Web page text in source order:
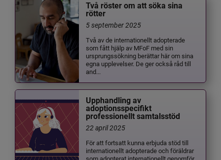
Två röster om att söka sina
rötter
5 september 2025
Två av de internationellt adopterade
som fått hjälp av MFoF med sin
ursprungssökning berättar här om sina
egna upplevelser. De ger också råd till
and...
Upphandling av
adoptionsspecifikt
professionellt samtalsstöd
22 april 2025
För att fortsatt kunna erbjuda stöd till
internationellt adopterade och föräldrar
som adopterat internationellt genomför